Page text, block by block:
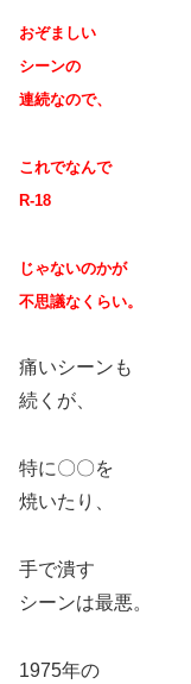
おぞましい
シーンの
連続なので、
これでなんで
R-18
じゃないのかが
不思議なくらい。
痛いシーンも
続くが、
特に〇〇を
焼いたり、
手で潰す
シーンは最悪。
1975年の